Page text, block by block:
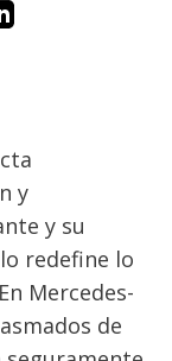
y
y su
redefine lo
Mercedes-
de